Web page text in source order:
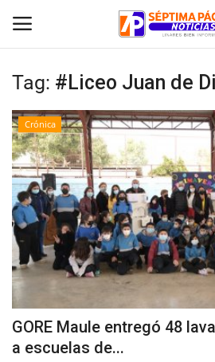
Inicio
Crónica
Policial
Tribunales
Deporte
Política
Espectáculos
Tag: #Liceo Juan de
Crónica
GORE Maule entregó 48
a escuelas de...